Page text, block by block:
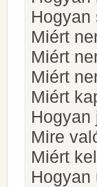
Miért
Miért
Miért
Miért
Hogyan
Mire
Miért
Hogyan